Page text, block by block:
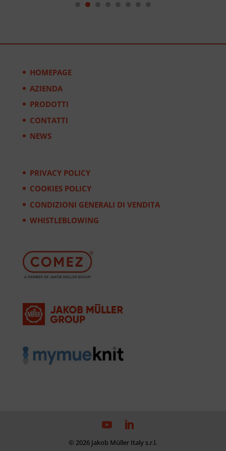
HOMEPAGE
AZIENDA
PRODOTTI
CONTATTI
NEWS
PRIVACY POLICY
COOKIES POLICY
CONDIZIONI GENERALI DI VENDITA
WHISTLEBLOWING
© 2026 Jakob Müller Italy s.r.l.